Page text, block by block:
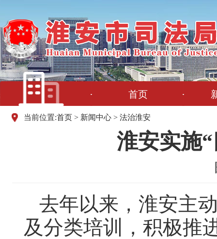
首页
当前位置:首页 > 新闻中心 >法治淮安
淮安实施
去年以来，淮安主
及分类培训，积极推